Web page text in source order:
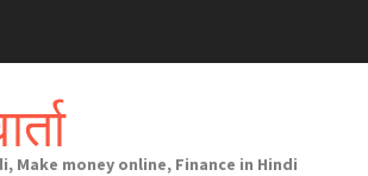
Make money online, Finance in Hindi